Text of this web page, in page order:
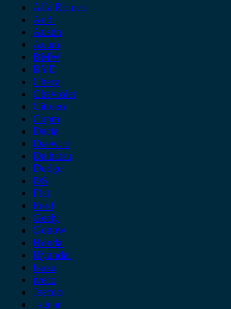
Alfa Romeo
Audi
Austin
Acura
BMW
BYD
Chery
Chevrolet
Citroen
Cupra
Dacia
Daewoo
Daihatsu
Dodge
DS
Fiat
Ford
Geely
Gonow
Honda
Hyundai
Isuzu
iveco
Jaecoo
Jaguar